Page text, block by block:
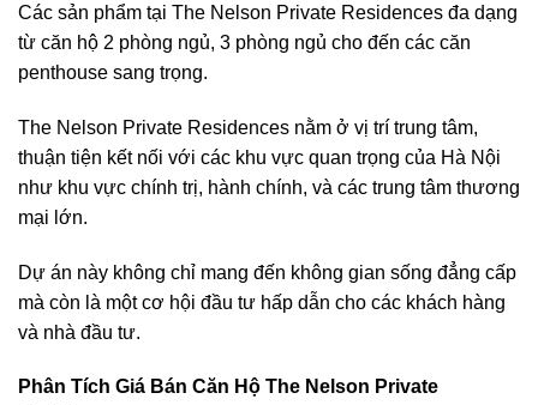
Các sản phẩm tại The Nelson Private Residences đa dạng
từ căn hộ 2 phòng ngủ, 3 phòng ngủ cho đến các căn
penthouse sang trọng.
The Nelson Private Residences nằm ở vị trí trung tâm,
thuận tiện kết nối với các khu vực quan trọng của Hà Nội
như khu vực chính trị, hành chính, và các trung tâm thương
mại lớn.
Dự án này không chỉ mang đến không gian sống đẳng cấp
mà còn là một cơ hội đầu tư hấp dẫn cho các khách hàng
và nhà đầu tư.
Phân Tích Giá Bán Căn Hộ The Nelson Private